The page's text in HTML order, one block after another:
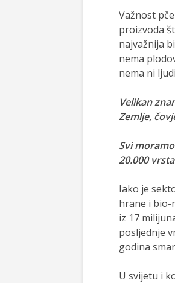
Važnost
proizvoda
najvažnija
nema
nema ni
Velikan
Zemlje,
Svi
20.000
Iako je
hrane i bio-
iz 17
posljednje
godina
U svijetu i